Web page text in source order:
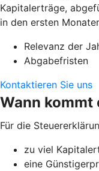
Kapitalerträge,
in den ersten
Relevanz der
Abgabefristen
Kontaktieren Sie uns
Wann kommt
Für die
zu viel
eine